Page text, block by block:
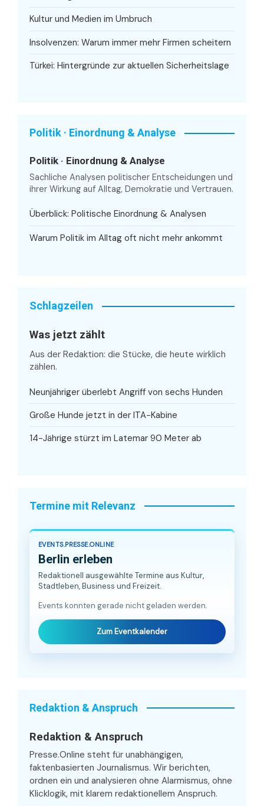
Kultur und Medien im Umbruch
Insolvenzen: Warum immer mehr Firmen scheitern
Türkei: Hintergründe zur aktuellen Sicherheitslage
Politik · Einordnung & Analyse
Politik · Einordnung & Analyse
Sachliche Analysen politischer Entscheidungen und
ihrer Wirkung auf Alltag, Demokratie und Vertrauen.
Überblick: Politische Einordnung & Analysen
Warum Politik im Alltag oft nicht mehr ankommt
Schlagzeilen
Was jetzt zählt
Aus der Redaktion: die Stücke, die heute wirklich
zählen.
Neunjähriger überlebt Angriff von sechs Hunden
Große Hunde jetzt in der ITA-Kabine
14-Jährige stürzt im Latemar 90 Meter ab
Termine mit Relevanz
EVENTS.PRESSE.ONLINE
Berlin erleben
Redaktionell ausgewählte Termine aus Kultur,
Stadtleben, Business und Freizeit.
Events konnten gerade nicht geladen werden.
Zum Eventkalender
Redaktion & Anspruch
Redaktion & Anspruch
Presse.Online steht für unabhängigen,
faktenbasierten Journalismus. Wir berichten,
ordnen ein und analysieren ohne Alarmismus, ohne
Klicklogik, mit klarem redaktionellem Anspruch.